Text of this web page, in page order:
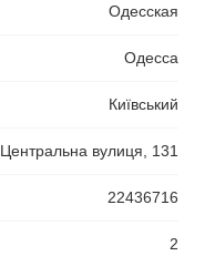
Одесская
Одесса
Київський
Центральна вулиця, 131
22436716
2